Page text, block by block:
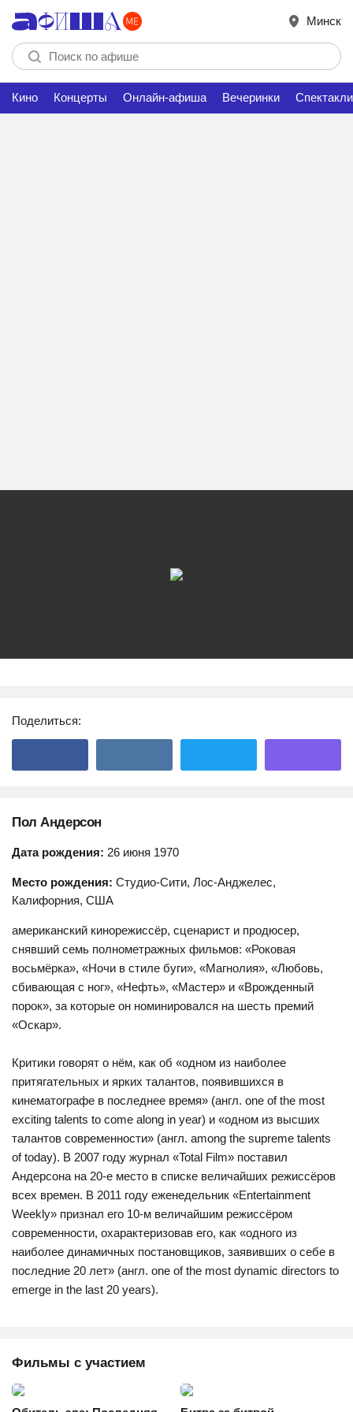
Минск
Кино Концерты Онлайн-афиша Вечеринки Спектакли
Поделиться:
Пол Андерсон
Дата рождения: 26 июня 1970
Место рождения: Студио-Сити, Лос-Анджелес,
Калифорния, США
американский кинорежиссёр, сценарист и продюсер,
снявший семь полнометражных фильмов: «Роковая
восьмёрка», «Ночи в стиле буги», «Магнолия», «Любовь,
сбивающая с ног», «Нефть», «Мастер» и «Врожденный
порок», за которые он номинировался на шесть премий
«Оскар».
Критики говорят о нём, как об «одном из наиболее
притягательных и ярких талантов, появившихся в
кинематографе в последнее время» (англ. one of the most
exciting talents to come along in year) и «одном из высших
талантов современности» (англ. among the supreme talents
of today). В 2007 году журнал «Total Film» поставил
Андерсона на 20-е место в списке величайших режиссёров
всех времен. В 2011 году еженедельник «Entertainment
Weekly» признал его 10-м величайшим режиссёром
современности, охарактеризовав его, как «одного из
наиболее динамичных постановщиков, заявивших о себе в
последние 20 лет» (англ. one of the most dynamic directors to
emerge in the last 20 years).
Фильмы с участием